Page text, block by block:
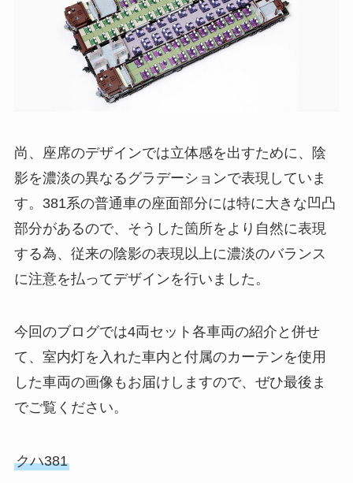
尚、座席のデザインでは立体感を出すために、陰
影を濃淡の異なるグラデーションで表現していま
す。381系の普通車の座面部分には特に大きな凹凸
部分があるので、そうした箇所をより自然に表現
する為、従来の陰影の表現以上に濃淡のバランス
に注意を払ってデザインを行いました。
今回のブログでは4両セット各車両の紹介と併せ
て、室内灯を入れた車内と付属のカーテンを使用
した車両の画像もお届けしますので、ぜひ最後ま
でご覧ください。
クハ381